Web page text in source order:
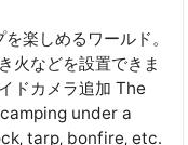
楽しめるワールド。
火などを設置できま
ドカメラ追加 The
under a
tarp‚ bonfire‚ etc․